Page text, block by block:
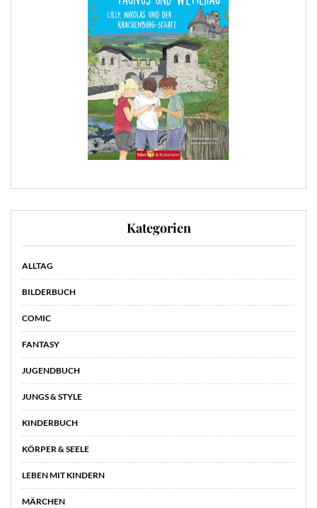
Kategorien
ALLTAG
BILDERBUCH
COMIC
FANTASY
JUGENDBUCH
JUNGS & STYLE
KINDERBUCH
KÖRPER & SEELE
LEBEN MIT KINDERN
MÄRCHEN